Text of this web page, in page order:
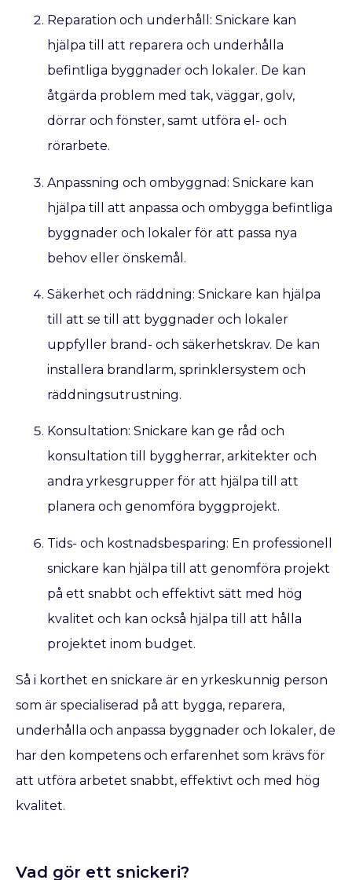
Reparation och underhåll: Snickare kan
hjälpa till att reparera och underhålla
befintliga byggnader och lokaler. De kan
åtgärda problem med tak, väggar, golv,
dörrar och fönster, samt utföra el- och
rörarbete.
Anpassning och ombyggnad: Snickare kan
hjälpa till att anpassa och ombygga befintliga
byggnader och lokaler för att passa nya
behov eller önskemål.
Säkerhet och räddning: Snickare kan hjälpa
till att se till att byggnader och lokaler
uppfyller brand- och säkerhetskrav. De kan
installera brandlarm, sprinklersystem och
räddningsutrustning.
Konsultation: Snickare kan ge råd och
konsultation till byggherrar, arkitekter och
andra yrkesgrupper för att hjälpa till att
planera och genomföra byggprojekt.
Tids- och kostnadsbesparing: En professionell
snickare kan hjälpa till att genomföra projekt
på ett snabbt och effektivt sätt med hög
kvalitet och kan också hjälpa till att hålla
projektet inom budget.
Så i korthet en snickare är en yrkeskunnig person
som är specialiserad på att bygga, reparera,
underhålla och anpassa byggnader och lokaler, de
har den kompetens och erfarenhet som krävs för
att utföra arbetet snabbt, effektivt och med hög
kvalitet.
Vad gör ett snickeri?